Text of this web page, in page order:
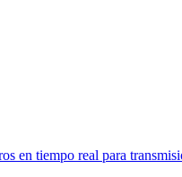
en tiempo real para